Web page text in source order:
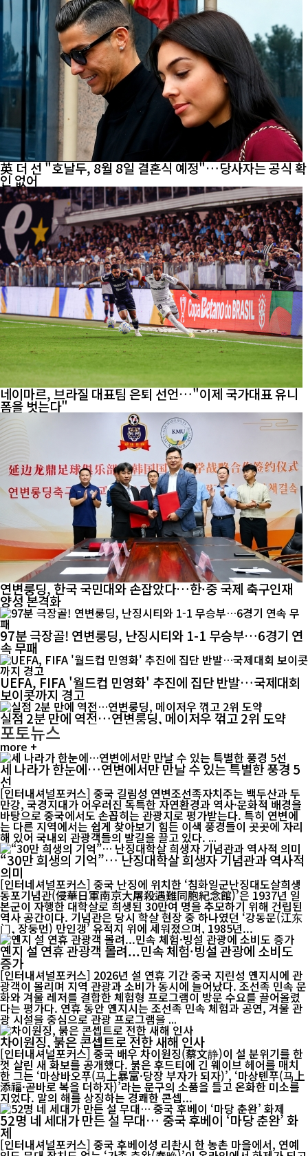
英 더 선 "호날두, 8월 8일 결혼식 예정"…당사자는 공식 확
인 없어
네이마르, 브라질 대표팀 은퇴 선언…"이제 국가대표 유니
폼을 벗는다"
연변룽딩, 한국 국민대와 손잡았다…한·중 국제 축구인재
양성 본격화
97분 극장골! 연변룽딩, 난징시티와 1-1 무승부…6경기 연
속 무패
UEFA, FIFA '월드컵 민영화' 추진에 집단 반발…국제대회
보이콧까지 경고
실점 2분 만에 역전…연변룽딩, 메이저우 꺾고 2위 도약
포토뉴스
more +
세 나라가 한눈에…연변에서만 만날 수 있는 특별한 풍경 5
선
[인터내셔널포커스] 중국 길림성 연변조선족자치주는 백두산과 두
만강, 국경지대가 어우러진 독특한 자연환경과 역사·문화적 배경을
바탕으로 중국에서도 손꼽히는 관광지로 평가받는다. 특히 연변에
는 다른 지역에서는 쉽게 찾아보기 힘든 이색 풍경들이 곳곳에 자리
해 있어 국내외 관광객들의 발길을 끌고 있다. ...
“30만 희생의 기억”… 난징대학살 희생자 기념관과 역사적
의미
[인터네셔널포커스] 중국 난징에 위치한 ‘침화일군난징대도살희생
동포기념관(侵華日軍南京大屠殺遇難同胞紀念館)’은 1937년 일
본군이 자행한 대학살로 희생된 30만여 명을 추모하기 위해 건립된
역사 공간이다. 기념관은 당시 학살 현장 중 하나였던 ‘강동문(江东
门, 장둥먼) 만인갱’ 유적지 위에 세워졌으며, 1985년...
옌지 설 연휴 관광객 몰려...민속 체험·빙설 관광에 소비도
증가
[인터내셔널포커스] 2026년 설 연휴 기간 중국 지린성 옌지시에 관
광객이 몰리며 지역 관광과 소비가 동시에 늘어났다. 조선족 민속 문
화와 겨울 레저를 결합한 체험형 프로그램이 방문 수요를 끌어올렸
다는 평가다. 연휴 동안 옌지시는 조선족 민속 체험과 공연, 겨울 관
광 시설을 중심으로 관광 프로그램을 ...
차이원징, 붉은 콘셉트로 전한 새해 인사
[인터내셔널포커스] 중국 배우 차이원징(蔡文静)이 설 분위기를 한
껏 살린 새 화보를 공개했다. 붉은 후드티에 긴 웨이브 헤어를 매치
한 그는 ‘마상바오푸(马上暴富·당장 부자가 되자)’, ‘마상톈푸(马上
添福·곧바로 복을 더하자)’라는 문구의 소품을 들고 온화한 미소를
지었다. 말의 해를 상징하는 경쾌한 콘셉...
52명 네 세대가 만든 설 무대… 중국 후베이 ‘마당 춘완’ 화
제
[인터내셔널포커스] 중국 후베이성 리촨시 한 농촌 마을에서, 연예